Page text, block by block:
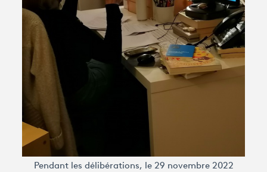
Pendant les délibérations, le 29 novembre 2022